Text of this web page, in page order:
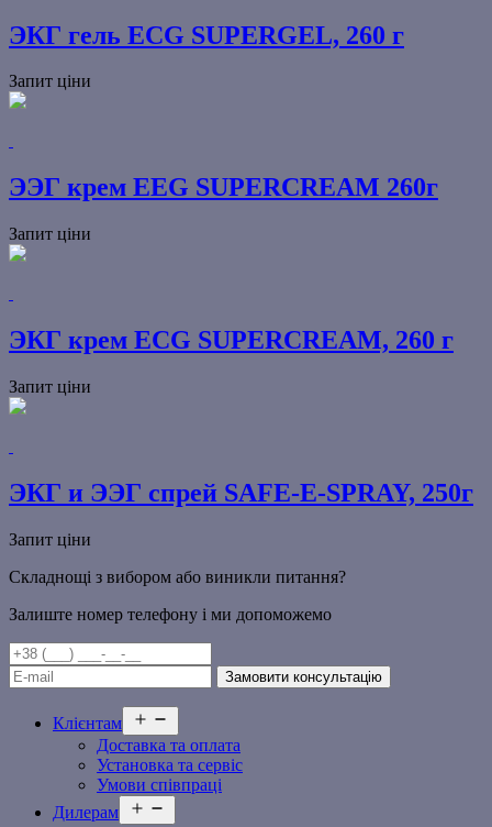
ЭКГ гель ECG SUPERGEL, 260 г
Запит ціни
ЭЭГ крем EEG SUPERCREAM 260г
Запит ціни
ЭКГ крем ECG SUPERCREAM, 260 г
Запит ціни
ЭКГ и ЭЭГ спрей SAFE-E-SPRAY, 250г
Запит ціни
Складнощі з вибором або виникли питання?
Залиште номер телефону і ми допоможемо
Клієнтам
меню
Доставка та оплата
Установка та сервіс
Умови співпраці
Дилерам
меню